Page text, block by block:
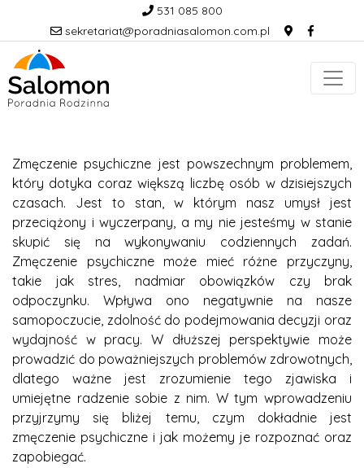
531 085 800
sekretariat@poradniasalomon.com.pl
Zmęczenie psychiczne jest powszechnym problemem,
który dotyka coraz większą liczbę osób w dzisiejszych
czasach. Jest to stan, w którym nasz umysł jest
przeciążony i wyczerpany, a my nie jesteśmy w stanie
skupić się na wykonywaniu codziennych zadań.
Zmęczenie psychiczne może mieć różne przyczyny,
takie jak stres, nadmiar obowiązków czy brak
odpoczynku. Wpływa ono negatywnie na nasze
samopoczucie, zdolność do podejmowania decyzji oraz
wydajność w pracy. W dłuższej perspektywie może
prowadzić do poważniejszych problemów zdrowotnych,
dlatego ważne jest zrozumienie tego zjawiska i
umiejętne radzenie sobie z nim. W tym wprowadzeniu
przyjrzymy się bliżej temu, czym dokładnie jest
zmęczenie psychiczne i jak możemy je rozpoznać oraz
zapobiegać.